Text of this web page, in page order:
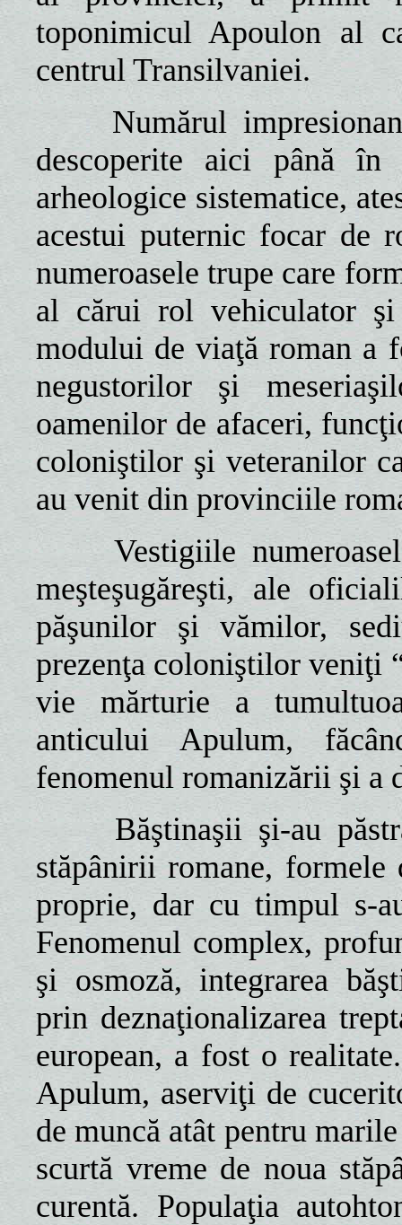
toponimicul Apoulon al
centrul Transilvaniei.
Numărul
descoperite aici până
arheologice sistematice,
acestui puternic focar de
numeroasele trupe care
al cărui rol vehiculator
modului de viaţă roman a
negustorilor şi
oamenilor de afaceri,
coloniştilor şi veteranilor
au venit din provinciile
Vestigiile
meşteşugăreşti, ale
păşunilor şi vămilor,
prezenţa coloniştilor veniţi
vie mărturie a
anticului Apulum,
fenomenul romanizării şi
Băştinaşii şi-au
stăpânirii romane,
proprie, dar cu timpul s-
Fenomenul complex,
şi osmoză, integrarea
prin deznaţionalizarea
european, a fost o
Apulum, aserviţi de
de muncă atât pentru
scurtă vreme de noua
curentă. Populaţia